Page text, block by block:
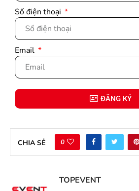
Số điện thoại
Email
ĐĂNG KÝ
CHIA SẺ 0
TOPEVENT